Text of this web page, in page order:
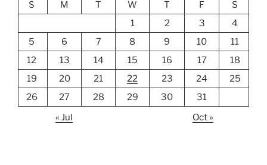
S
M T W T F
S
1
2 3
4
5
6 7 8 9 10
11
12
13 14 15 16 17
18
19
20 21 22 23 24
25
26
27 28 29 30
31
« Jul
Oct »